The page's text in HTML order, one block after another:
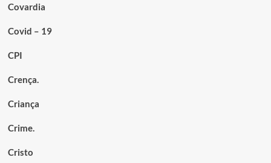
Covardia
Covid – 19
CPI
Crença.
Criança
Crime.
Cristo